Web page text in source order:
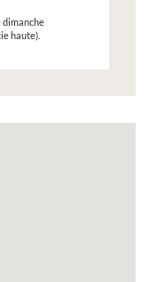
dimanche
haute).